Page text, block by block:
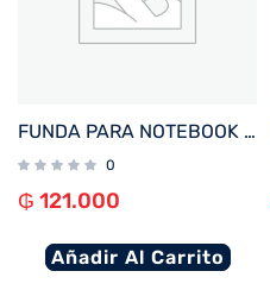
FUNDA PARA NOTEBOOK FTX SEDA-CR 14.1″ CREMA
0
₲ 121.000
Añadir Al Carrito